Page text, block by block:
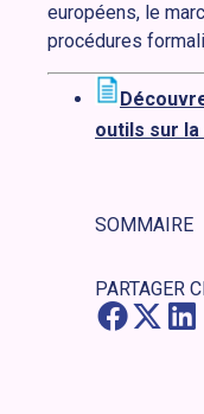
européens, le
procédures
outils sur la
SOMMAIRE
PARTAGER